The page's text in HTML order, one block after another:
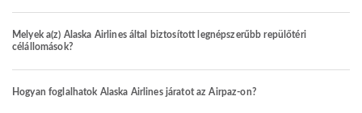
Melyek a(z) Alaska Airlines által biztosított legnépszerűbb repülőtéri
célállomások?
Hogyan foglalhatok Alaska Airlines járatot az Airpaz-on?